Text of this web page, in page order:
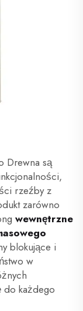
Drewna są
rzeźby z
zarówno
wewnętrzne
blokujące i
w
do każdego